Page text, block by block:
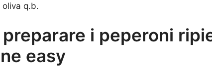
oliva q.b.
i peperoni
easy